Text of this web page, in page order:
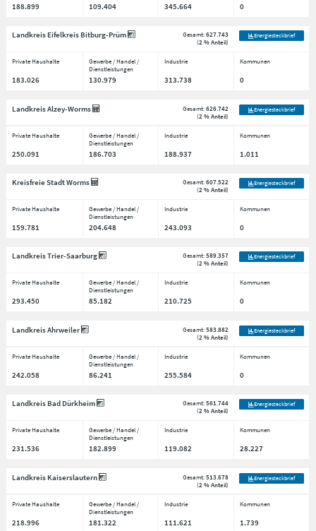
188.899 109.404 345.664 0
Landkreis Eifelkreis Bitburg-Prüm Gesamt:627.743
(2 % Anteil)
Energiesteckbrief
Private Haushalte
Gewerbe / Handel /
Dienstleistungen
Industrie Kommunen
183.026 130.979 313.738 0
Landkreis Alzey-Worms Gesamt:626.742
(2 % Anteil)
Energiesteckbrief
Private Haushalte
Gewerbe / Handel /
Dienstleistungen
Industrie Kommunen
250.091 186.703 188.937 1.011
Kreisfreie Stadt Worms Gesamt:607.522
(2 % Anteil)
Energiesteckbrief
Private Haushalte
Gewerbe / Handel /
Dienstleistungen
Industrie Kommunen
159.781 204.648 243.093 0
Landkreis Trier-Saarburg Gesamt:589.357
(2 % Anteil)
Energiesteckbrief
Private Haushalte
Gewerbe / Handel /
Dienstleistungen
Industrie Kommunen
293.450 85.182 210.725 0
Landkreis Ahrweiler Gesamt:583.882
(2 % Anteil)
Energiesteckbrief
Private Haushalte
Gewerbe / Handel /
Dienstleistungen
Industrie Kommunen
242.058 86.241 255.584 0
Landkreis Bad Dürkheim Gesamt:561.744
(2 % Anteil)
Energiesteckbrief
Private Haushalte
Gewerbe / Handel /
Dienstleistungen
Industrie Kommunen
231.536 182.899 119.082 28.227
Landkreis Kaiserslautern Gesamt:513.678
(2 % Anteil)
Energiesteckbrief
Private Haushalte
Gewerbe / Handel /
Dienstleistungen
Industrie Kommunen
218.996 181.322 111.621 1.739